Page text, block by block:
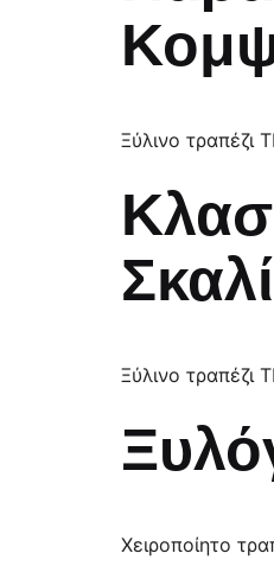
Ξύλινο τραπέζι
Ξύλινο τραπέζι
Χειροποίητο